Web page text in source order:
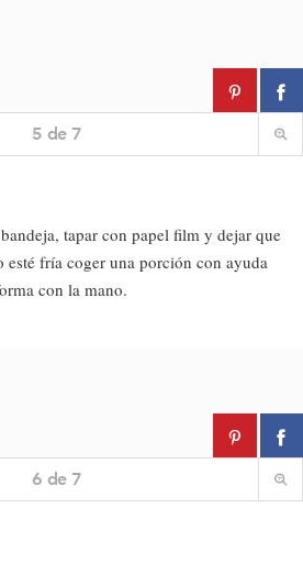
5 de 7
tapar con papel film y dejar que
esté fría coger una porción con ayuda
con la mano.
6 de 7